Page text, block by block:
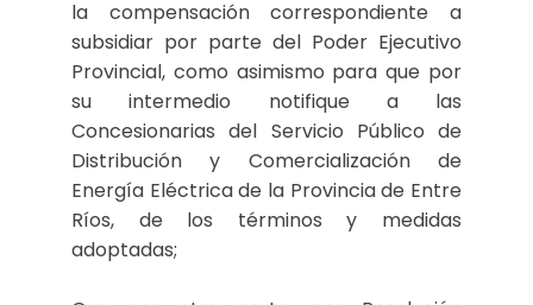
la compensación correspondiente a
subsidiar por parte del Poder Ejecutivo
Provincial, como asimismo para que por
su intermedio notifique a las
Concesionarias del Servicio Público de
Distribución y Comercialización de
Energía Eléctrica de la Provincia de Entre
Ríos, de los términos y medidas
adoptadas;